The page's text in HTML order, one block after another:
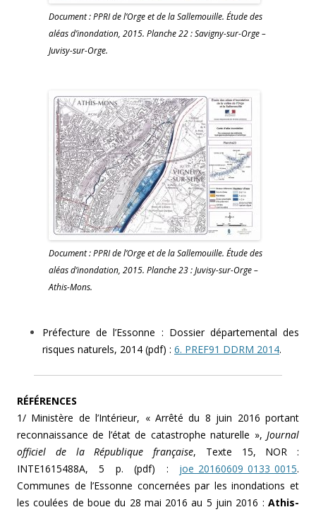
Document : PPRI de l’Orge et de la Sallemouille. Étude des
aléas d’inondation, 2015. Planche 22 : Savigny-sur-Orge –
Juvisy-sur-Orge.
Document : PPRI de l’Orge et de la Sallemouille. Étude des
aléas d’inondation, 2015. Planche 23 : Juvisy-sur-Orge –
Athis-Mons.
Préfecture de l’Essonne : Dossier départemental des
risques naturels, 2014 (pdf) : 6. PREF91 DDRM 2014.
RÉFÉRENCES
1/ Ministère de l’Intérieur, « Arrêté du 8 juin 2016 portant
reconnaissance de l’état de catastrophe naturelle », Journal
officiel de la République française, Texte 15, NOR :
INTE1615488A, 5 p. (pdf) : joe_20160609_0133_0015.
Communes de l’Essonne concernées par les inondations et
les coulées de boue du 28 mai 2016 au 5 juin 2016 : Athis-